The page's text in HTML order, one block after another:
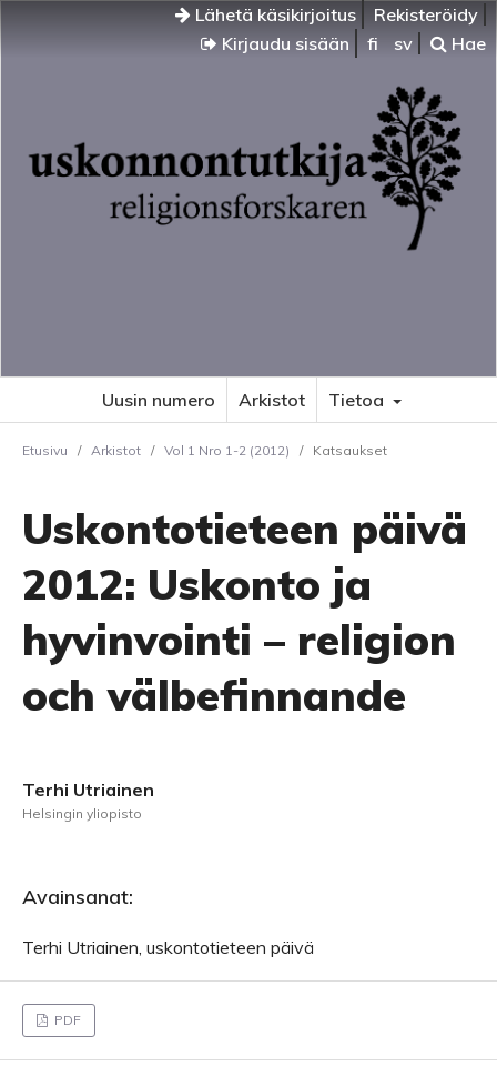
Lähetä käsikirjoitus
Rekisteröidy
Kirjaudu sisään
fi sv Hae
Uusin numero Arkistot Tietoa
Etusivu / Arkistot / Vol 1 Nro 1-2 (2012) / Katsaukset
Uskontotieteen päivä
2012: Uskonto ja
hyvinvointi – religion
och välbefinnande
Terhi Utriainen
Helsingin yliopisto
Avainsanat:
Terhi Utriainen, uskontotieteen päivä
PDF